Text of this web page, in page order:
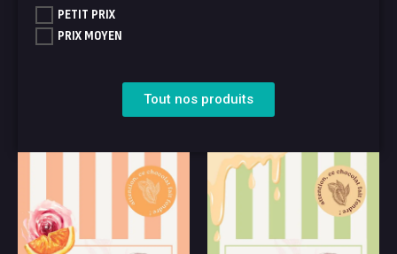
PETIT PRIX
PRIX MOYEN
Tout nos produits